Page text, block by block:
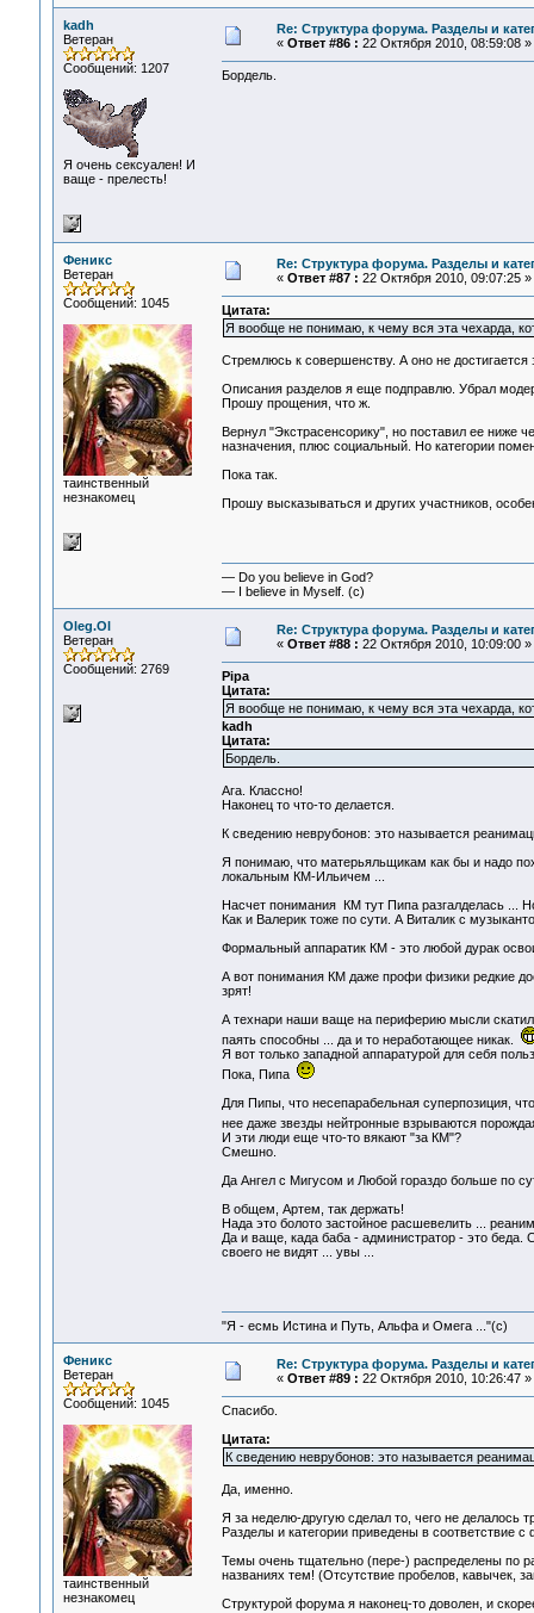
kadh
Ветеран
Сообщений: 1207
Я очень сексуален! И
ваще - прелесть!
Re: Структура форума. Разделы и
« Ответ #86 : 22 Октября 2010, 08:59:08 »
Бордель.
Феникс
Ветеран
Сообщений: 1045
таинственный
незнакомец
Re: Структура форума. Разделы и
« Ответ #87 : 22 Октября 2010, 09:07:25 »
Цитата:
Я вообще не понимаю, к чему вся эта чехарда,
Стремлюсь к совершенству. А оно не достигается
Описания разделов я еще подправлю. Убрал
Прошу прощения, что ж.
Вернул "Экстрасенсорику", но поставил ее ниже
назначения, плюс социальный. Но категории
Пока так.
Прошу высказываться и других участников,
— Do you believe in God?
— I believe in Myself. (c)
Oleg.Ol
Ветеран
Сообщений: 2769
Re: Структура форума. Разделы и
« Ответ #88 : 22 Октября 2010, 10:09:00 »
Pipa
Цитата:
Я вообще не понимаю, к чему вся эта чехарда,
kadh
Цитата:
Бордель.
Ага. Классно!
Наконец то что-то делается.
К сведению неврубонов: это называется
Я понимаю, что матерьяльщикам как бы и надо
локальным КМ-Ильичем ...
Насчет понимания КМ тут Пипа разгалделась ...
Как и Валерик тоже по сути. А Виталик с
Формальный аппаратик КМ - это любой дурак
А вот понимания КМ даже профи физики редкие
зрят!
А технари наши ваще на периферию мысли
паять способны ... да и то неработающее никак.
Я вот только западной аппаратурой для себя
Пока, Пипа
Для Пипы, что несепарабельная суперпозиция,
нее даже звезды нейтронные взрываются
И эти люди еще что-то вякают "за КМ"?
Смешно.
Да Ангел с Мигусом и Любой гораздо больше по
В общем, Артем, так держать!
Нада это болото застойное расшевелить ...
Да и ваще, када баба - администратор - это
своего не видят ... увы ...
"Я - есмь Истина и Путь, Альфа и Омега ..."(с)
Феникс
Ветеран
Сообщений: 1045
таинственный
незнакомец
Re: Структура форума. Разделы и
« Ответ #89 : 22 Октября 2010, 10:26:47 »
Спасибо.
Цитата:
К сведению неврубонов: это называется
Да, именно.
Я за неделю-другую сделал то, чего не делалось
Разделы и категории приведены в соответствие
Темы очень тщательно (пере-) распределены по
названиях тем! (Отсутствие пробелов, кавычек,
Структурой форума я наконец-то доволен, и